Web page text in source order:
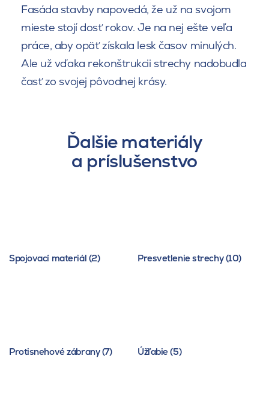
Fasáda stavby napovedá, že už na svojom
mieste stojí dosť rokov. Je na nej ešte veľa
práce, aby opäť získala lesk časov minulých.
Ale už vďaka rekonštrukcii strechy nadobudla
časť zo svojej pôvodnej krásy.
Ďalšie materiály
a príslušenstvo
Spojovací materiál (2) Presvetlenie strechy (10)
Protisnehové zábrany (7) Úžľabie (5)